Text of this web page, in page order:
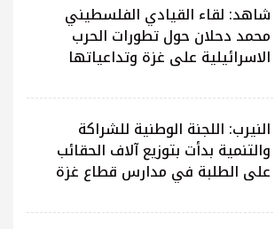
شاهد: لقاء القيادي الفلسطيني
محمد دحلان حول تطورات الحرب
الاسرائيلية على غزة وتداعياتها
النيرب: اللجنة الوطنية للشراكة
والتنمية بدأت بتوزيع آلاف الحقائب
على الطلبة في مدارس قطاع غزة